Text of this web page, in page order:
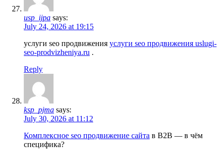
usp_ijpa says:
July 24, 2026 at 19:15
услуги seo продвижения услуги seo продвижения uslugi-
seo-prodvizheniya.ru .
Reply
ksp_pjma says:
July 30, 2026 at 11:12
Комплексное seo продвижение сайта в B2B — в чём
специфика?